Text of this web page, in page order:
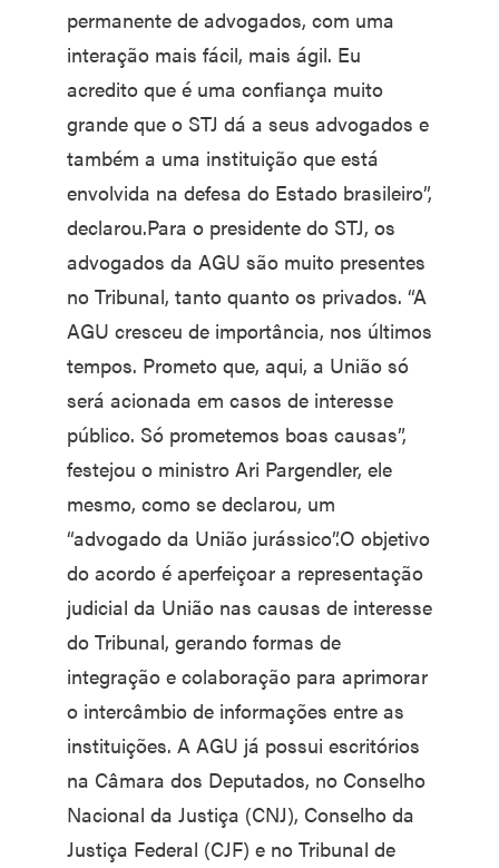
permanente de advogados, com uma
interação mais fácil, mais ágil. Eu
acredito que é uma confiança muito
grande que o STJ dá a seus advogados e
também a uma instituição que está
envolvida na defesa do Estado brasileiro”,
declarou.Para o presidente do STJ, os
advogados da AGU são muito presentes
no Tribunal, tanto quanto os privados. “A
AGU cresceu de importância, nos últimos
tempos. Prometo que, aqui, a União só
será acionada em casos de interesse
público. Só prometemos boas causas”,
festejou o ministro Ari Pargendler, ele
mesmo, como se declarou, um
“advogado da União jurássico”.O objetivo
do acordo é aperfeiçoar a representação
judicial da União nas causas de interesse
do Tribunal, gerando formas de
integração e colaboração para aprimorar
o intercâmbio de informações entre as
instituições. A AGU já possui escritórios
na Câmara dos Deputados, no Conselho
Nacional da Justiça (CNJ), Conselho da
Justiça Federal (CJF) e no Tribunal de